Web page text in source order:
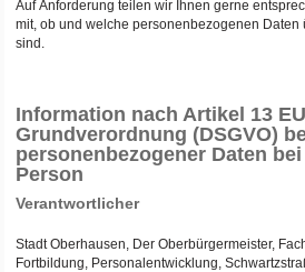
Auf Anforderung teilen wir Ihnen gerne
mit, ob und welche personenbezogenen
sind.
Information nach Artikel 13
Grundverordnung (DSGVO)
personenbezogener Daten
Person
Verantwortlicher
Stadt Oberhausen, Der Oberbürgermeister,
Fortbildung, Personalentwicklung,